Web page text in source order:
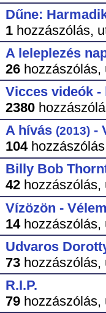
Dűne:
1hozzászólás,
A leleplezés
26hozzászólás,
Vicces videók
2380
A hívás (2013)-
104
Billy Bob
42hozzászólás,
Vízözön -
14hozzászólás,
Udvaros
73hozzászólás,
R.I.P.
79hozzászólás,